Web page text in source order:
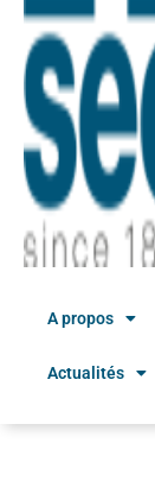
A propos
Actualités